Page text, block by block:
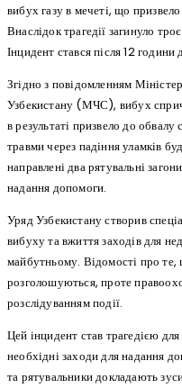
вибух газу в мечеті, що
Внаслідок трагедії загинуло
Інцидент стався після 12
Згідно з повідомленням
Узбекистану (МЧС), вибух
в результаті призвело до
травми через падіння уламків
направлені два рятувальні
надання допомоги.
Уряд Узбекистану створив
вибуху та вжиття заходів для
майбутньому. Відомості про
розголошуються, проте
розслідуванням події.
Цей інцидент став трагедією
необхідні заходи для надання
та рятувальники докладають